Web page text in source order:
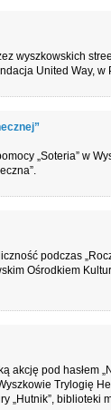
wyszkowskich
United Way,
„Soteria” w
podczas
Ośrodkiem
akcję pod hasłem
Trylogię
„Hutnik”, biblioteki